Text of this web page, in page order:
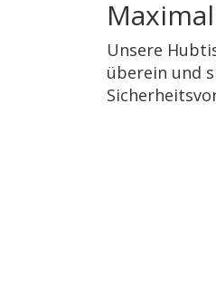
Unsere
überein und